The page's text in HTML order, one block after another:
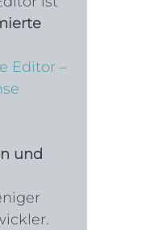
Editor –
und